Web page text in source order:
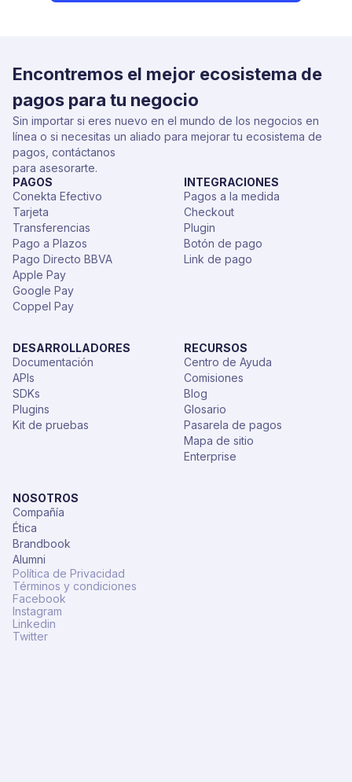
Encontremos el mejor ecosistema de
pagos para tu negocio
Sin importar si eres nuevo en el mundo de los negocios en
línea o si necesitas un aliado para mejorar tu ecosistema de
pagos, contáctanos
para asesorarte.
PAGOS
Conekta Efectivo
Tarjeta
Transferencias
Pago a Plazos
Pago Directo BBVA
Apple Pay
Google Pay
Coppel Pay
INTEGRACIONES
Pagos a la medida
Checkout
Plugin
Botón de pago
Link de pago
DESARROLLADORES
Documentación
APIs
SDKs
Plugins
Kit de pruebas
RECURSOS
Centro de Ayuda
Comisiones
Blog
Glosario
Pasarela de pagos
Mapa de sitio
Enterprise
NOSOTROS
Compañía
Ética
Brandbook
Alumni
Política de Privacidad
Términos y condiciones
Facebook
Instagram
Linkedin
Twitter